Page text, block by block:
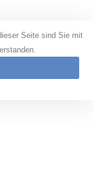
Seite sind Sie mit